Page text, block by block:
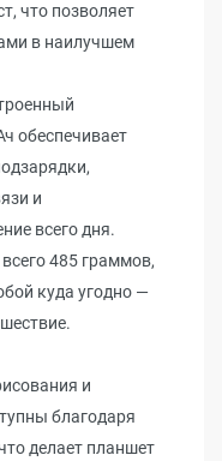
что позволяет
в наилучшем
обеспечивает
и
всего дня.
485 граммов,
куда угодно —
и
благодаря
делает планшет